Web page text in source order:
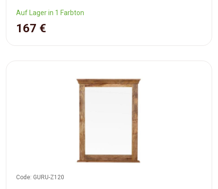
Auf Lager in 1 Farbton
167 €
Code: GURU-Z120